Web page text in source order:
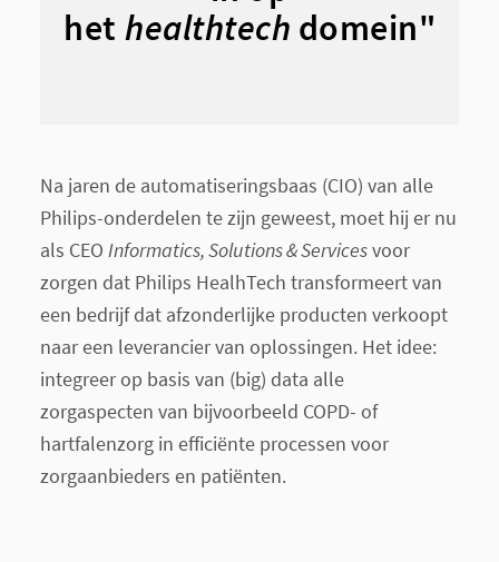
het healthtech domein"
Na jaren de automatiseringsbaas (CIO) van alle
Philips-onderdelen te zijn geweest, moet hij er nu
als CEO Informatics, Solutions & Servicesvoor
zorgen dat Philips HealhTech transformeert van
een bedrijf dat afzonderlijke producten verkoopt
naar een leverancier van oplossingen. Het idee:
integreer op basis van (big) data alle
zorgaspecten van bijvoorbeeld COPD- of
hartfalenzorg in efficiënte processen voor
zorgaanbieders en patiënten.